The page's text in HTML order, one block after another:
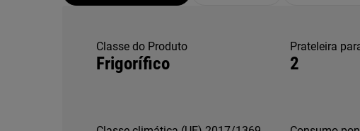
Classe do Produto
Frigorífico
Prateleira
2